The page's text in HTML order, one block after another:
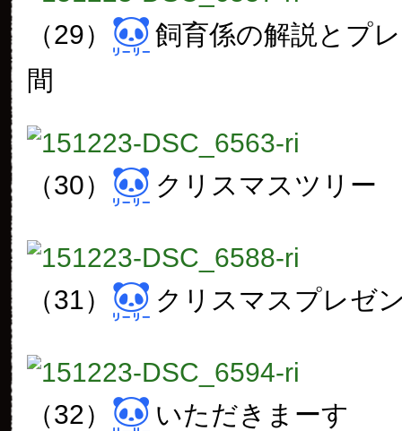
（29）
飼育係の解説とプ
間
（30） クリスマスツリー
（31） クリスマスプレゼ
（32） いただきまーす